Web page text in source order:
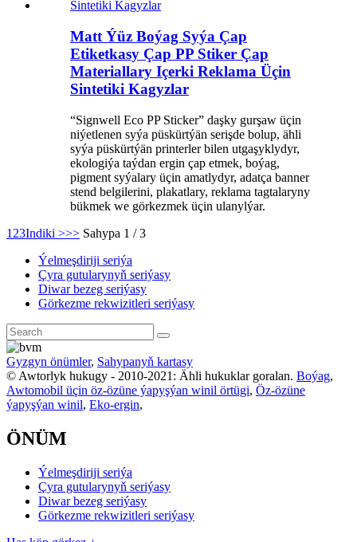
Matt Ýüz Boýag Syýa Çap
Etiketkasy Çap PP Stiker Çap
Materiallary Içerki Reklama Üçin
Sintetiki Kagyzlar
“Signwell Eco PP Sticker” daşky gurşaw üçin
niýetlenen syýa püskürtýän serişde bolup, ähli
syýa püskürtýän printerler bilen utgaşyklydyr,
ekologiýa taýdan ergin çap etmek, boýag,
pigment syýalary üçin amatlydyr, adatça banner
stend belgilerini, plakatlary, reklama tagtalaryny
bükmek we görkezmek üçin ulanylýar.
1 23Indiki >>> Sahypa 1 / 3
Ýelmeşdiriji seriýa
Çyra gutularynyň seriýasy
Diwar bezeg seriýasy
Görkezme rekwizitleri seriýasy
Gyzgyn önümler, Sahypanyň kartasy
© Awtorlyk hukugy - 2010-2021: Ähli hukuklar goralan. Boýag,
Awtomobil üçin öz-özüne ýapyşýan winil örtügi, Öz-özüne
ýapyşýan winil, Eko-ergin,
ÖNÜM
Ýelmeşdiriji seriýa
Çyra gutularynyň seriýasy
Diwar bezeg seriýasy
Görkezme rekwizitleri seriýasy